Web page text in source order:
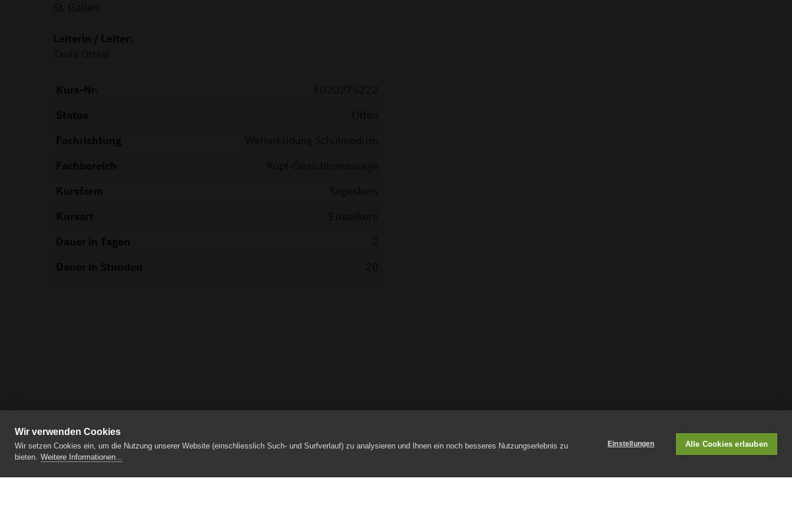
St. Gallen
Leiterin / Leiter:
Tania Ottavi
Kurs-Nr.
F020275222
Fachrichtung
Weiterbildung Schulmedizin
Kursform
Tageskurs
Dauer in Tagen
2
Wir verwenden Cookies
Wir setzen Cookies ein, um die Nutzung unserer Website (einschliesslich Such- und Surfverlauf) zu analysieren und Ihnen ein noch besseres Nutzungserlebnis zu
bieten. Weitere Informationen...
Einstellungen Alle Cookies erlauben